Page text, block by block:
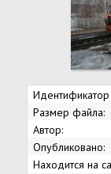
Размер файла:
Автор:
Опубликовано:
Находится на